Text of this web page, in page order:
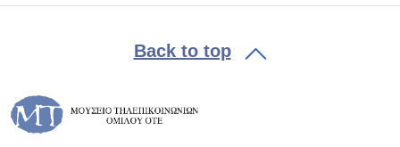
Back to top